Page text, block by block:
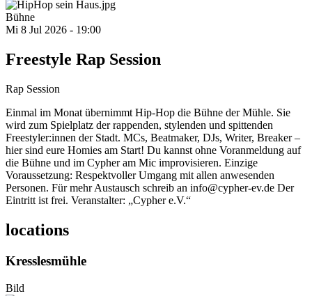
Bühne
Mi 8 Jul 2026 - 19:00
Freestyle Rap Session
Rap Session
Einmal im Monat übernimmt Hip-Hop die Bühne der Mühle. Sie
wird zum Spielplatz der rappenden, stylenden und spittenden
Freestyler:innen der Stadt. MCs, Beatmaker, DJs, Writer, Breaker –
hier sind eure Homies am Start! Du kannst ohne Voranmeldung auf
die Bühne und im Cypher am Mic improvisieren. Einzige
Voraussetzung: Respektvoller Umgang mit allen anwesenden
Personen. Für mehr Austausch schreib an info@cypher-ev.de Der
Eintritt ist frei. Veranstalter: „Cypher e.V.“
locations
Kresslesmühle
Bild